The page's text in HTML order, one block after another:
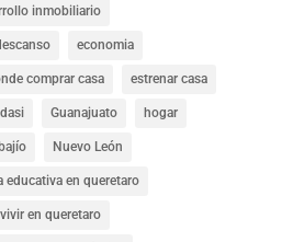
inmobiliario
economia
comprar casa estrenar casa
Guanajuato hogar
Nuevo León
educativa en queretaro
en queretaro